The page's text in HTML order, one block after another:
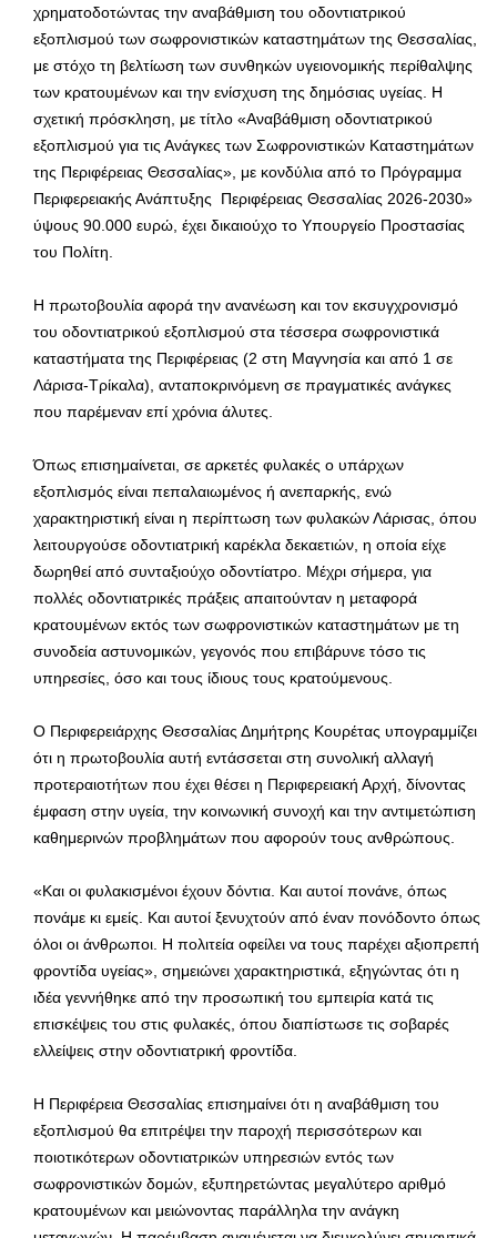
χρηματοδοτώντας την αναβάθμιση του οδοντιατρικού
εξοπλισμού των σωφρονιστικών καταστημάτων της Θεσσαλίας,
με στόχο τη βελτίωση των συνθηκών υγειονομικής περίθαλψης
των κρατουμένων και την ενίσχυση της δημόσιας υγείας. Η
σχετική πρόσκληση, με τίτλο «Αναβάθμιση οδοντιατρικού
εξοπλισμού για τις Ανάγκες των Σωφρονιστικών Καταστημάτων
της Περιφέρειας Θεσσαλίας», με κονδύλια από το Πρόγραμμα
Περιφερειακής Ανάπτυξης Περιφέρειας Θεσσαλίας 2026-2030»
ύψους 90.000 ευρώ, έχει δικαιούχο το Υπουργείο Προστασίας
του Πολίτη.
Η πρωτοβουλία αφορά την ανανέωση και τον εκσυγχρονισμό
του οδοντιατρικού εξοπλισμού στα τέσσερα σωφρονιστικά
καταστήματα της Περιφέρειας (2 στη Μαγνησία και από 1 σε
Λάρισα-Τρίκαλα), ανταποκρινόμενη σε πραγματικές ανάγκες
που παρέμεναν επί χρόνια άλυτες.
Όπως επισημαίνεται, σε αρκετές φυλακές ο υπάρχων
εξοπλισμός είναι πεπαλαιωμένος ή ανεπαρκής, ενώ
χαρακτηριστική είναι η περίπτωση των φυλακών Λάρισας, όπου
λειτουργούσε οδοντιατρική καρέκλα δεκαετιών, η οποία είχε
δωρηθεί από συνταξιούχο οδοντίατρο. Μέχρι σήμερα, για
πολλές οδοντιατρικές πράξεις απαιτούνταν η μεταφορά
κρατουμένων εκτός των σωφρονιστικών καταστημάτων με τη
συνοδεία αστυνομικών, γεγονός που επιβάρυνε τόσο τις
υπηρεσίες, όσο και τους ίδιους τους κρατούμενους.
Ο Περιφερειάρχης Θεσσαλίας Δημήτρης Κουρέτας υπογραμμίζει
ότι η πρωτοβουλία αυτή εντάσσεται στη συνολική αλλαγή
προτεραιοτήτων που έχει θέσει η Περιφερειακή Αρχή, δίνοντας
έμφαση στην υγεία, την κοινωνική συνοχή και την αντιμετώπιση
καθημερινών προβλημάτων που αφορούν τους ανθρώπους.
«Και οι φυλακισμένοι έχουν δόντια. Και αυτοί πονάνε, όπως
πονάμε κι εμείς. Και αυτοί ξενυχτούν από έναν πονόδοντο όπως
όλοι οι άνθρωποι. Η πολιτεία οφείλει να τους παρέχει αξιοπρεπή
φροντίδα υγείας», σημειώνει χαρακτηριστικά, εξηγώντας ότι η
ιδέα γεννήθηκε από την προσωπική του εμπειρία κατά τις
επισκέψεις του στις φυλακές, όπου διαπίστωσε τις σοβαρές
ελλείψεις στην οδοντιατρική φροντίδα.
Η Περιφέρεια Θεσσαλίας επισημαίνει ότι η αναβάθμιση του
εξοπλισμού θα επιτρέψει την παροχή περισσότερων και
ποιοτικότερων οδοντιατρικών υπηρεσιών εντός των
σωφρονιστικών δομών, εξυπηρετώντας μεγαλύτερο αριθμό
κρατουμένων και μειώνοντας παράλληλα την ανάγκη